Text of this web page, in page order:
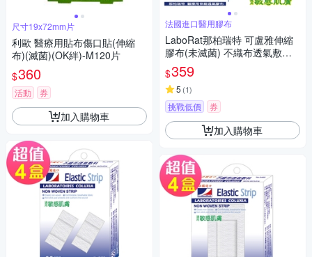
尺寸19x72mm片
利歐 醫療用貼布傷口貼(伸縮
布)(滅菌)(OK絆)-M120片
$360
活動 券
加入購物車
法國進口醫用膠布
LaboRat那柏瑞特 可盧雅伸縮
膠布(未滅菌) 不織布透氣敷料5
片(5x10cm)(4盒組)
$359
5 (1)
挑戰低價 券
加入購物車